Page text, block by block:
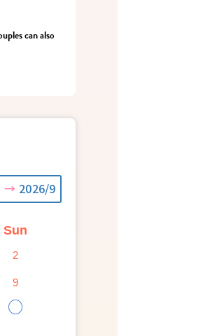
can also
2026/9
Sun
2
9
○